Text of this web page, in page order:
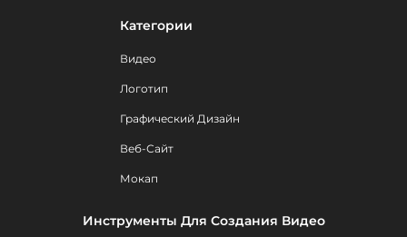
Категории
Видео
Логотип
Графический Дизайн
Веб-Сайт
Мокап
Инструменты Для Создания Видео